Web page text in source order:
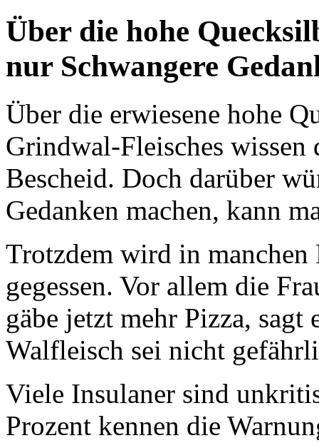
Über die hohe
nur Schwangere
Über die erwiesene hohe
Grindwal-Fleisches
Bescheid. Doch darüber
Gedanken machen, kann
Trotzdem wird in
gegessen. Vor allem die
gäbe jetzt mehr Pizza,
Walfleisch sei nicht
Viele Insulaner sind
Prozent kennen die